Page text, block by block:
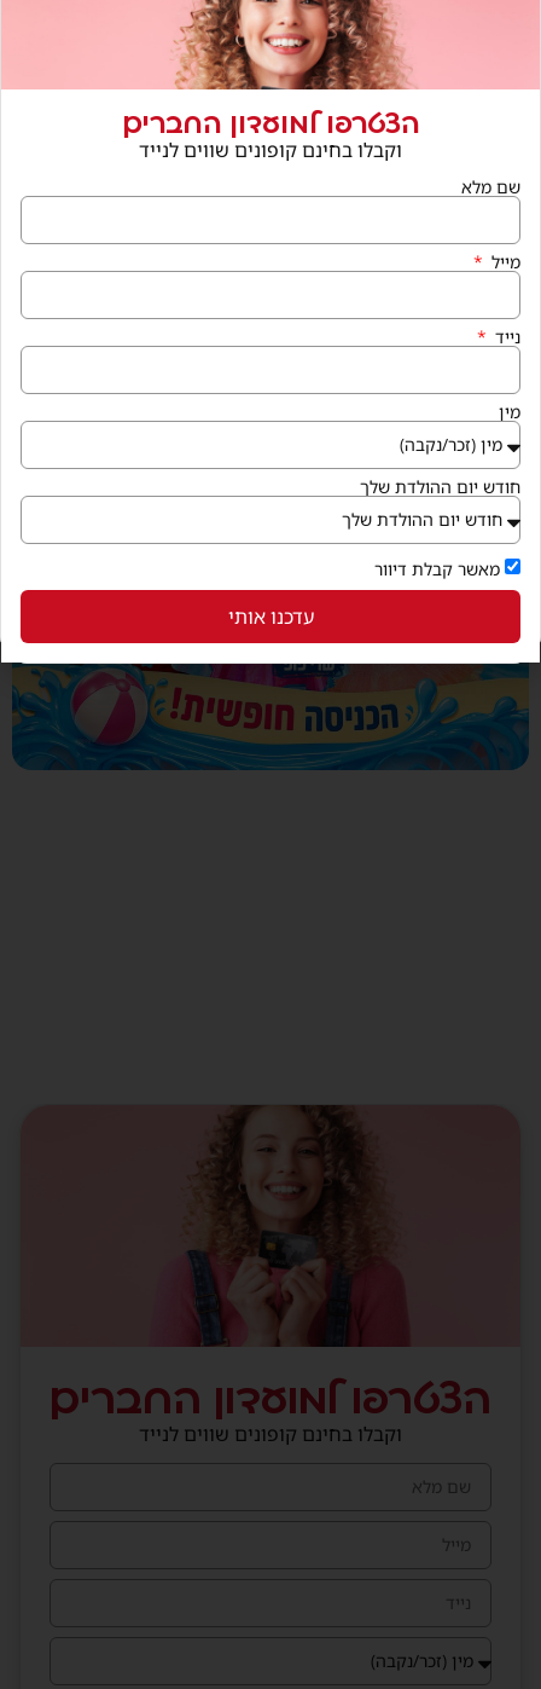
הצטרפו למועדון החברים
וקבלו בחינם קופונים שווים לנייד
הצטרפו למועדון החברים
וקבלו בחינם קופונים שווים לנייד
שם מלא
מייל
נייד
מין
חודש יום ההולדת שלך
מאשר קבלת דיוור
עדכנו אותי